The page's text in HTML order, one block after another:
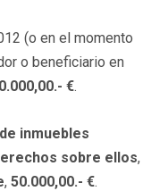
(o en el momento
o beneficiario en
€.
inmuebles
sobre ellos,
, 50.000,00.- €.